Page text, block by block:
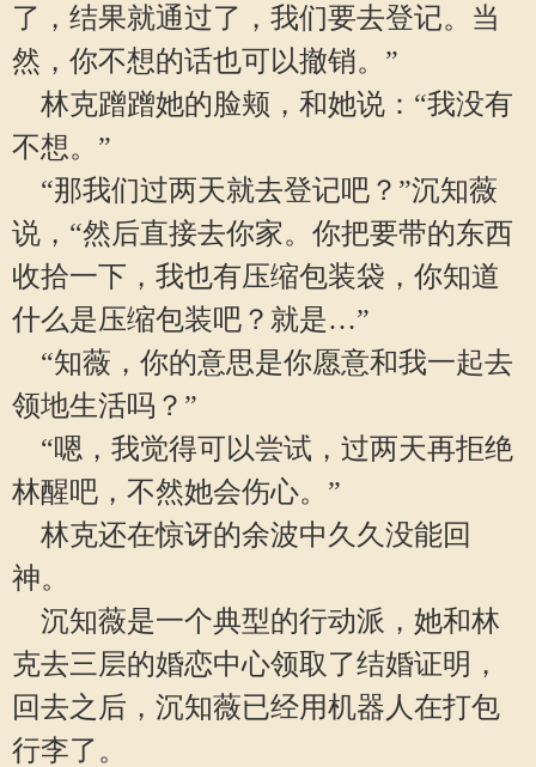
了，结果就通过了，我们要去登记。当
然，你不想的话也可以撤销。”
林克蹭蹭她的脸颊，和她说：“我没有
不想。”
“那我们过两天就去登记吧？”沉知薇
说，“然后直接去你家。你把要带的东西
收拾一下，我也有压缩包装袋，你知道
什么是压缩包装吧？就是…”
“知薇，你的意思是你愿意和我一起去
领地生活吗？”
“嗯，我觉得可以尝试，过两天再拒绝
林醒吧，不然她会伤心。”
林克还在惊讶的余波中久久没能回
神。
沉知薇是一个典型的行动派，她和林
克去三层的婚恋中心领取了结婚证明，
回去之后，沉知薇已经用机器人在打包
行李了。